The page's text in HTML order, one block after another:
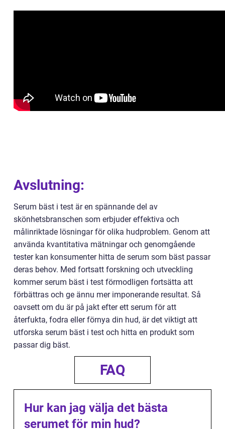
Avslutning:
Serum bäst i test är en spännande del av
skönhetsbranschen som erbjuder effektiva och
målinriktade lösningar för olika hudproblem. Genom att
använda kvantitativa mätningar och genomgående
tester kan konsumenter hitta de serum som bäst passar
deras behov. Med fortsatt forskning och utveckling
kommer serum bäst i test förmodligen fortsätta att
förbättras och ge ännu mer imponerande resultat. Så
oavsett om du är på jakt efter ett serum för att
återfukta, fodra eller förnya din hud, är det viktigt att
utforska serum bäst i test och hitta en produkt som
passar dig bäst.
FAQ
Hur kan jag välja det bästa
serumet för min hud?